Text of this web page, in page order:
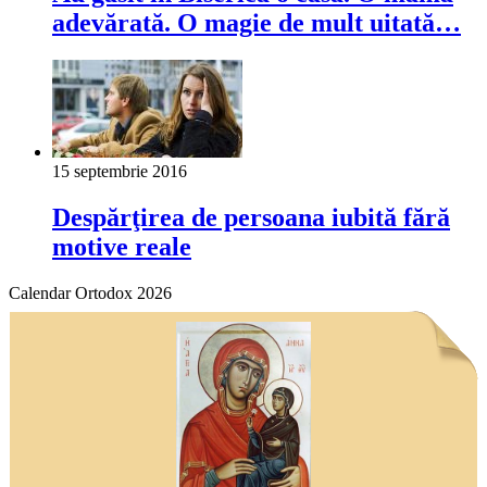
adevărată. O magie de mult uitată…
15 septembrie 2016
Despărţirea de persoana iubită fără
motive reale
Calendar Ortodox 2026